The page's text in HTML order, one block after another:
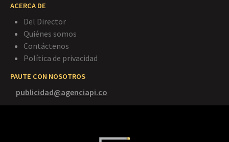
ACERCA DE
Del Director
Quiénes somos
Contáctenos
Política de privacidad
PAUTE CON NOSOTROS
publicidad@agenciapi.co